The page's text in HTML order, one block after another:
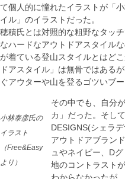
て個人的に憧れたイラストが「
イル」のイラストだった。
穂積氏とは対照的な粗野なタッ
なハードなアウトドアスタイル
が着ている登山スタイルとはど
ドアスタイル」は無骨ではある
ぐアウターや山を登るゴツいブ
小林泰彦氏の
イラスト
（Free&Easy
より）
その中でも、自分
カ」だった。そし
DESIGNS(シェラ
アウトドアブラン
ュやネイビー、D
地のコントラスト